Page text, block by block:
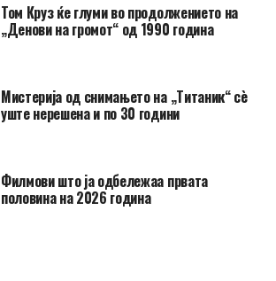
Том Круз ќе глуми во продолжението на
„Денови на громот“ од 1990 година
Мистерија од снимањето на „Титаник“ сè
уште нерешена и по 30 години
Филмови што ја одбележаа првата
половина на 2026 година